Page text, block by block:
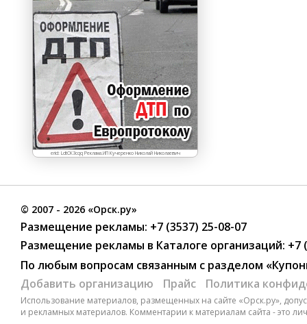
erid: LdtCK3cqq Реклама.ИП Кучеренко Николай Николаевич
© 2007 - 2026 «Орск.ру»
Размещение рекламы: +7 (3537) 25-08-07
Размещение рекламы в Каталоге организаций: +7
По любым вопросам связанным с разделом
Добавить организацию
Прайс Политика
Использование материалов, размещенных на сайте «Орск.ру»,
и рекламных материалов. Комментарии к материалам сайта - это